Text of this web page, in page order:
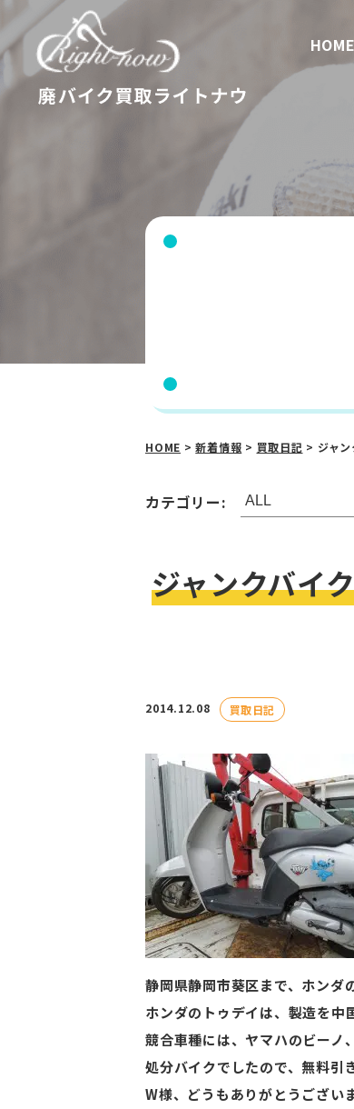
HOME
HOME >新着情報 > 買取日記 > ジャ
カテゴリー:
ジャンクバイ
2014.12.08 買取日記
静岡県静岡市葵区まで、ホンダ
ホンダのトゥデイは、製造を中
競合車種には、ヤマハのビーノ
処分バイクでしたので、無料引
W様、どうもありがとうござい